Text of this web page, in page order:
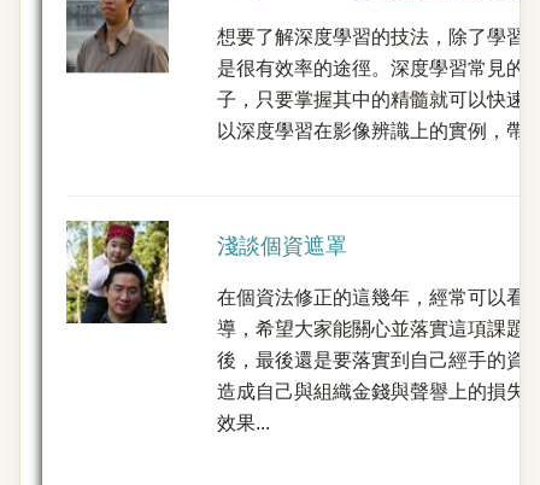
想要了解深度學習的技法，除了學習
是很有效率的途徑。深度學習常見的
子，只要掌握其中的精髓就可以快速
以深度學習在影像辨識上的實例，帶
淺談個資遮罩
在個資法修正的這幾年，經常可以看
導，希望大家能關心並落實這項課題
後，最後還是要落實到自己經手的資
造成自己與組織金錢與聲譽上的損失
效果...